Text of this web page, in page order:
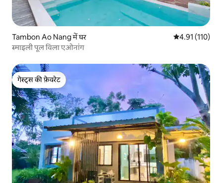
Tambon Ao Nang में घर औसत रेटिंग 5 में से
4.91 (110)
स्माइली पूल विला एओनांग
गेस्ट्स की फ़ेवरेट
गेस्ट्स की फ़ेवरेट